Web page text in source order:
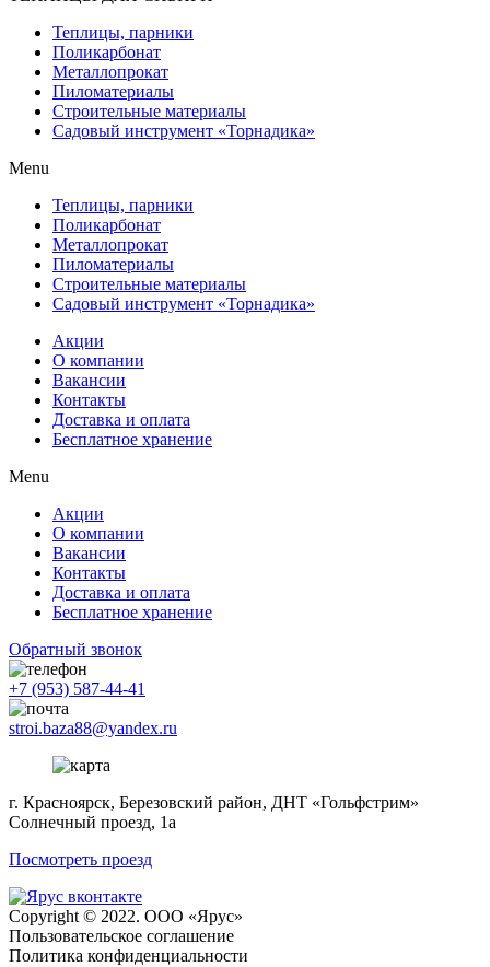
Теплицы, парники
Поликарбонат
Металлопрокат
Пиломатериалы
Строительные материалы
Садовый инструмент «Торнадика»
Menu
Теплицы, парники
Поликарбонат
Металлопрокат
Пиломатериалы
Строительные материалы
Садовый инструмент «Торнадика»
Акции
О компании
Вакансии
Контакты
Доставка и оплата
Бесплатное хранение
Menu
Акции
О компании
Вакансии
Контакты
Доставка и оплата
Бесплатное хранение
Обратный звонок
+7 (953) 587-44-41
stroi.baza88@yandex.ru
г. Красноярск, Березовский район, ДНТ «Гольфстрим»
Солнечный проезд, 1а
Посмотреть проезд
Copyright © 2022. ООО «Ярус»
Пользовательское соглашение
Политика конфиденциальности